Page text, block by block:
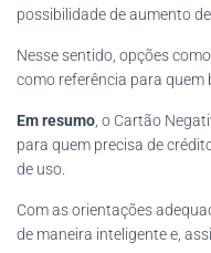
possibilidade de aumento
Nesse sentido, opções
como referência para quem
Em resumo , o Cartão
para quem precisa de
de uso.
Com as orientações
de maneira inteligente e,